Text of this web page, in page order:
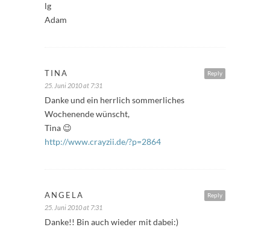
lg
Adam
Reply
TINA
25. Juni 2010 at 7:31
Danke und ein herrlich sommerliches
Wochenende wünscht,
Tina 😉
http://www.crayzii.de/?p=2864
Reply
ANGELA
25. Juni 2010 at 7:31
Danke!! Bin auch wieder mit dabei:)